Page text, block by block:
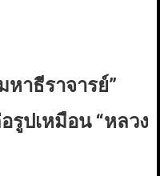
หาธีราจารย์”
รูปเหมือน “หลวง